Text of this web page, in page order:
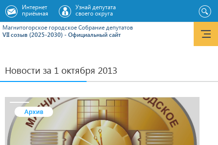
Магнитогорское городское Cобрание депутатов
VII созыв (2025-2030) - Официальный сайт
Интернет
приёмная
Узнай депутата
своего округа
Новости за 1 октября 2013
Архив